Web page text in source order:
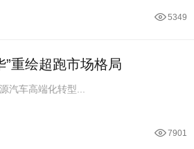
5349
重绘超跑市场格局
汽车高端化转型...
7901